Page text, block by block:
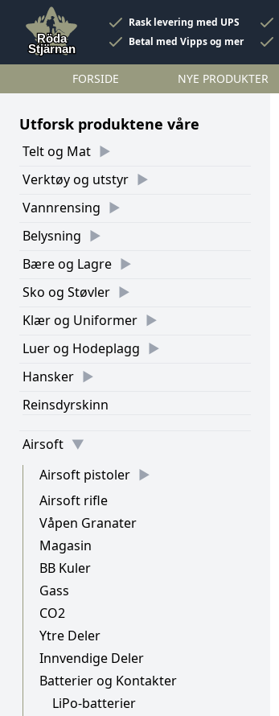
Rask levering med UPS
Betal med Vipps og mer
FORSIDE NYE PRODUKTER
Utforsk produktene våre
Telt og Mat
Verktøy og utstyr
Vannrensing
Belysning
Bære og Lagre
Sko og Støvler
Klær og Uniformer
Luer og Hodeplagg
Hansker
Reinsdyrskinn
Airsoft
Airsoft pistoler
Airsoft rifle
Våpen Granater
Magasin
BB Kuler
Gass
CO2
Ytre Deler
Innvendige Deler
Batterier og Kontakter
LiPo-batterier